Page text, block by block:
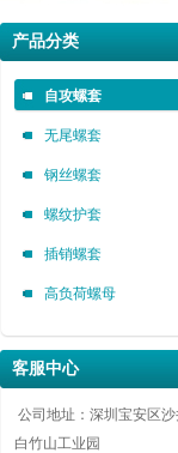
深圳市金永安装实业
自攻螺套，无尾螺套，钢
深圳市金永安装实业
自攻螺套，无尾螺套，钢
深圳市金永安装实业
自攻螺套，无尾螺套，钢
产品分类
自攻螺套
无尾螺套
钢丝螺套
螺纹护套
插销螺套
高负荷螺母
客服中心
公司地址：深圳宝安区
白竹山工业园